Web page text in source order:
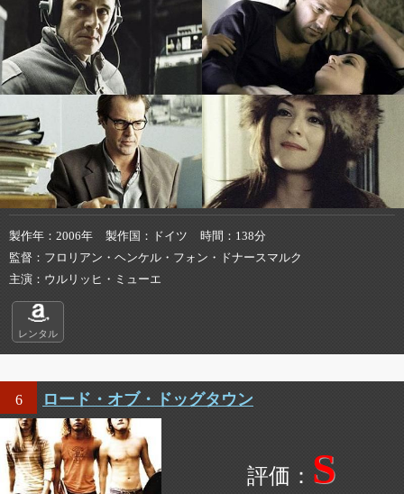
製作年 2006年 製作国 ドイツ 時間
138分
監督
フロリアン・ヘンケル・フォン・ドナースマルク
主演
ウルリッヒ・ミューエ
レンタル
6 ロード・オブ・ドッグタウン
S